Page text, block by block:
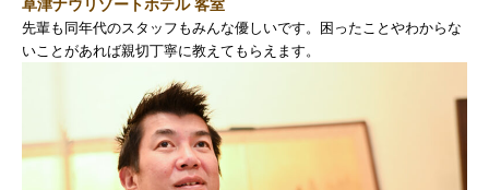
草津ナウリゾートホテル 客室
先輩も同年代のスタッフもみんな優しいです。困ったことやわからな
いことがあれば親切丁寧に教えてもらえます。